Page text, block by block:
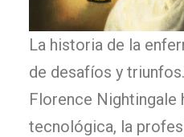
La historia de la
de desafíos y
Florence Nightingale
tecnológica, la